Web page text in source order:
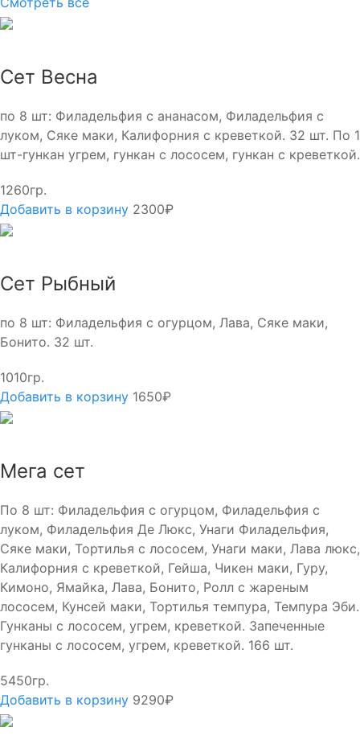
Сет Весна
по 8 шт: Филадельфия с ананасом, Филадельфия с
луком, Сяке маки, Калифорния с креветкой. 32 шт. По 1
шт-гункан угрем, гункан с лососем, гункан с креветкой.
1260гр.
Добавить в корзину 2300₽
Сет Рыбный
по 8 шт: Филадельфия с огурцом, Лава, Сяке маки,
Бонито. 32 шт.
1010гр.
Добавить в корзину 1650₽
Мега сет
По 8 шт: Филадельфия с огурцом, Филадельфия с
луком, Филадельфия Де Люкс, Унаги Филадельфия,
Сяке маки, Тортилья с лососем, Унаги маки, Лава люкс,
Калифорния с креветкой, Гейша, Чикен маки, Гуру,
Кимоно, Ямайка, Лава, Бонито, Ролл с жареным
лососем, Кунсей маки, Тортилья темпура, Темпура Эби.
Гунканы с лососем, угрем, креветкой. Запеченные
гунканы с лососем, угрем, креветкой. 166 шт.
5450гр.
Добавить в корзину 9290₽